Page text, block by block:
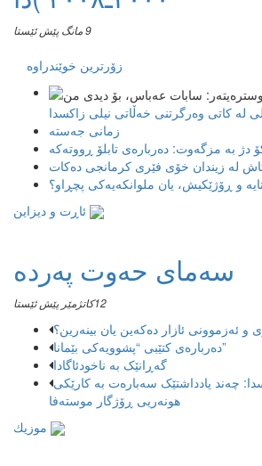
9 مانگ پێش ئێستا
زۆرترین خوێندراوە
لە کاتی وەرگرتنی خەڵاتی نیلی زاکسدا
زمانی جەستە
دژ بە مزگەوت: دەربارەى تابلۆ ڕووتەکە
له‌ زیندان خۆی فێری كرمانجی ده‌كات
سەمای حەوت پەردە
12كاتژمێر پێش ئێستا
دەربارەی کتێبی “پشوویەکی بێمانا”
چەند یادداشتێک سەبارەت بە کارێکی